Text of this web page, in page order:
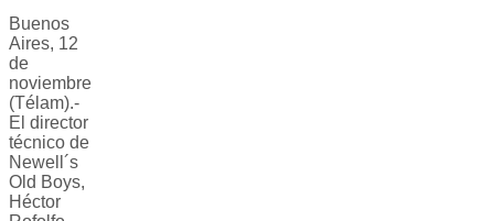
Buenos
Aires, 12
de
noviembre
(Télam).-
El director
técnico de
Newell´s
Old Boys,
Héctor